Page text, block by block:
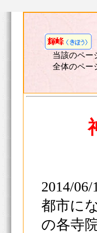
当該のペー
全体のペー
2014/
都市に
の各寺